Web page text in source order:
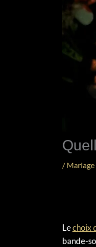
/ Mariage
Lechoix
bande-